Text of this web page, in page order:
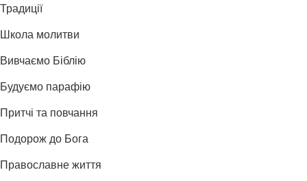
Традиції
Школа молитви
Вивчаємо Біблію
Будуємо парафію
Притчі та повчання
Подорож до Бога
Православне життя